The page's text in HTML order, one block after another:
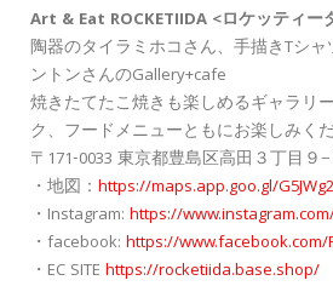
Art & Eat ROCKETIIDA <ロケッティー
陶器のタイラミホコさん、手描きTシャ
ントンさんのGallery+cafe
焼きたてたこ焼きも楽しめるギャラリ
ク、フードメニューともにお楽しみく
〒171-0033 東京都豊島区高田３丁目９−
・地図： https://maps.app.goo.gl/
・Instagram: https://
・facebook: https://
・EC SITE https://rocketiida.base.shop/